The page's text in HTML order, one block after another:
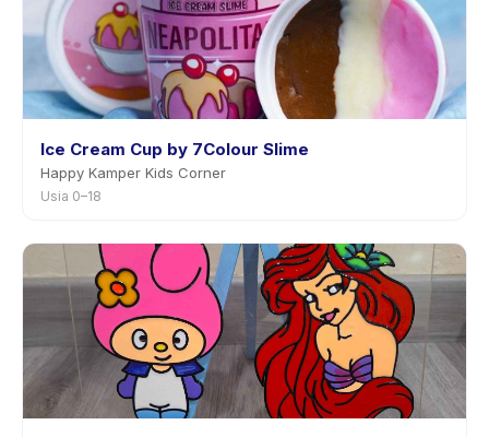
Ice Cream Cup by 7Colour Slime
Happy Kamper Kids Corner
Usia 0–18